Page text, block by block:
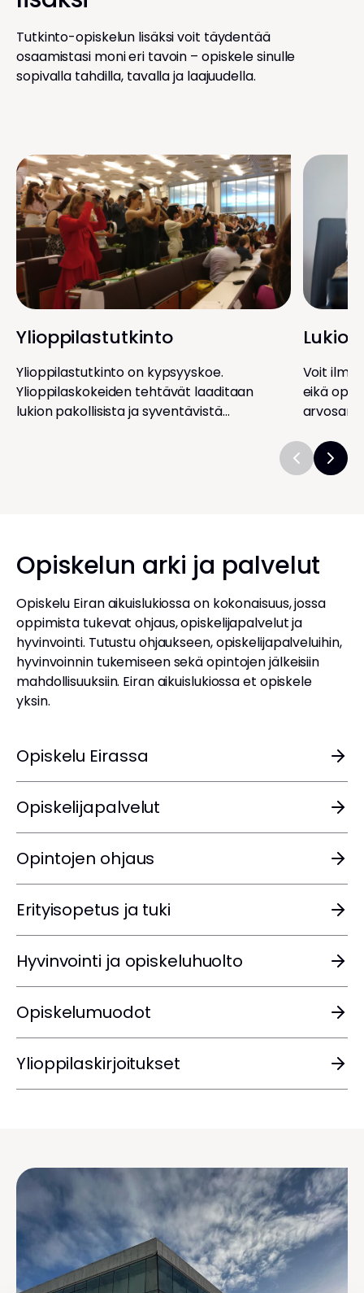
Tutkinto-opiskelun lisäksi voit täydentää
osaamistasi moni eri tavoin – opiskele sinulle
sopivalla tahdilla, tavalla ja laajuudella.
Ylioppilastutkinto
Ylioppilastutkinto on kypsyyskoe.
Ylioppilaskokeiden tehtävät laaditaan
lukion pakollisista ja syventävistä
Voit
eikä
Opiskelun arki ja palvelut
Opiskelu Eiran aikuislukiossa on kokonaisuus, jossa
oppimista tukevat ohjaus, opiskelijapalvelut ja
hyvinvointi. Tutustu ohjaukseen, opiskelijapalveluihin,
hyvinvoinnin tukemiseen sekä opintojen jälkeisiin
mahdollisuuksiin. Eiran aikuislukiossa et opiskele
yksin.
Opiskelu Eirassa
Opiskelijapalvelut
Opintojen ohjaus
Erityisopetus ja tuki
Hyvinvointi ja opiskeluhuolto
Opiskelumuodot
Ylioppilaskirjoitukset